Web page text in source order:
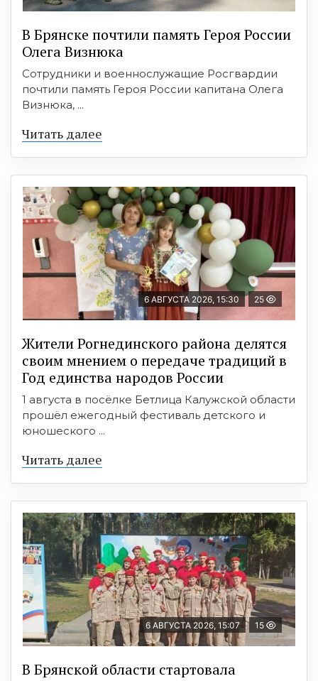
В Брянске почтили память Героя России
Олега Визнюка
Сотрудники и военнослужащие Росгвардии
почтили память Героя России капитана Олега
Визнюка, ...
Читать далее
6 АВГУСТА 2026, 15:30 25
Жители Рогнединского района делятся
своим мнением о передаче традиций в
Год единства народов России
1 августа в посёлке Бетлица Калужской области
прошёл ежегодный фестиваль детского и
юношеского ...
Читать далее
6 АВГУСТА 2026, 15:07 15
В Брянской области стартовала